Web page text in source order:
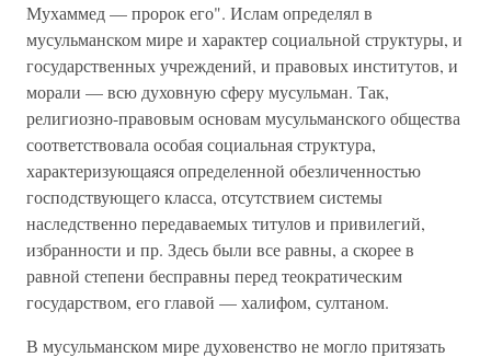
Мухаммед — пророк его". Ислам определял в
мусульманском мире и характер социальной структуры, и
государственных учреждений, и правовых институтов, и
морали — всю духовную сферу мусульман. Так,
религиозно-правовым основам мусульманского общества
соответствовала особая социальная структура,
характеризующаяся определенной обезличенностью
господствующего класса, отсутствием системы
наследственно передаваемых титулов и привилегий,
избранности и пр. Здесь были все равны, а скорее в
равной степени бесправны перед теократическим
государством, его главой — халифом, султаном.
В мусульманском мире духовенство не могло притязать